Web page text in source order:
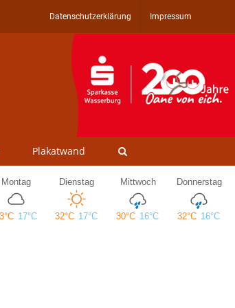
Datenschutzerklärung Impressum
Plakatwand